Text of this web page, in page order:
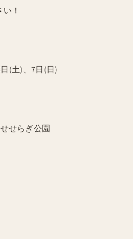
！
(土)、7日(日)
せらぎ公園